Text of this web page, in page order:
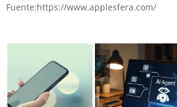
Fuente:https://www.applesfera.com/